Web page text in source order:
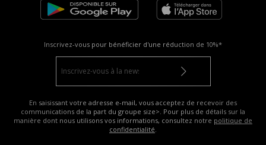
Inscrivez-vous pour bénéficier d'une réduction de 10%*
En saisissant votre adresse e-mail, vous acceptez de recevoir des
communications de la part du groupe size>. Pour plus de détails sur la
manière dont nous utilisons vos informations, consultez notre politique de
confidentialité